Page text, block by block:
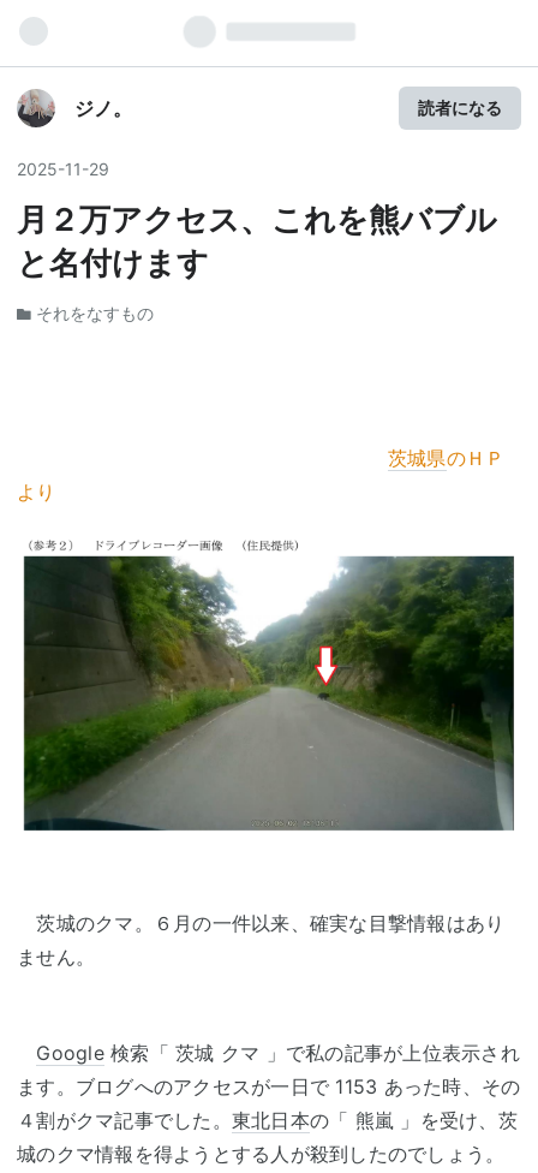
ジノ。 読者になる
2025-11-29
月２万アクセス、これを熊バブル
と名付けます
それをなすもの
茨城県のＨＰ
より
茨城のクマ。６月の一件以来、確実な目撃情報はあり
ません。
Google検索「 茨城 クマ 」で私の記事が上位表示され
ます。ブログへのアクセスが一日で 1153 あった時、その
４割がクマ記事でした。 東北日本の「 熊嵐 」を受け、茨
城のクマ情報を得ようとする人が殺到したのでしょう。